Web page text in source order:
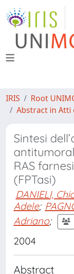
IRIS Root
Abstract in Atti
Sintesi
RAS
(FPTasi)
DANIELI,
Adele;
Adriano;
2004
Abstract